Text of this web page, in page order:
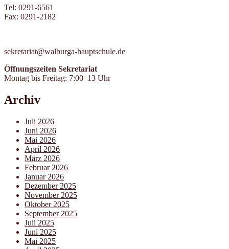
Tel: 0291-6561
Fax: 0291-2182
sekretariat@walburga-hauptschule.de
Öffnungszeiten Sekretariat
Montag bis Freitag: 7:00–13 Uhr
Archiv
Juli 2026
Juni 2026
Mai 2026
April 2026
März 2026
Februar 2026
Januar 2026
Dezember 2025
November 2025
Oktober 2025
September 2025
Juli 2025
Juni 2025
Mai 2025